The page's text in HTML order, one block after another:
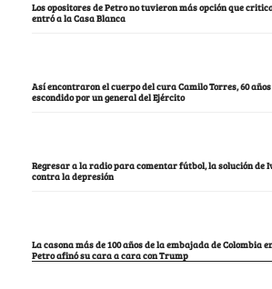
Los opositores de Petro no tuvieron más opción que
entró a la Casa Blanca
Así encontraron el cuerpo del cura Camilo Torres, 60
escondido por un general del Ejército
Regresar a la radio para comentar fútbol, la solución de
contra la depresión
La casona más de 100 años de la embajada de Colombia
Petro afinó su cara a cara con Trump